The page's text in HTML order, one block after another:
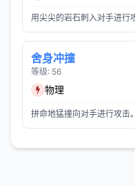
用尖尖的岩石刺入对手进行
舍身冲撞
等级: 56
物理
拼命地猛撞向对手进行攻击